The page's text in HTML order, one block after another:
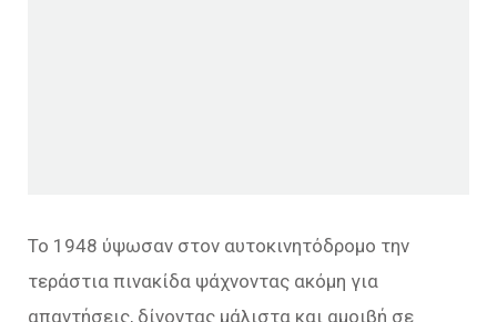
Το 1948 ύψωσαν στον αυτοκινητόδρομο την
τεράστια πινακίδα ψάχνοντας ακόμη για
απαντήσεις, δίνοντας μάλιστα και αμοιβή σε